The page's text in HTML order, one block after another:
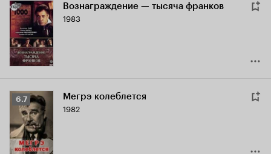
Вознаграждение — тысяча франков
1983
Рейтинг
Кинопоиска
6.7
6.7 Мегрэ колеблется
1982